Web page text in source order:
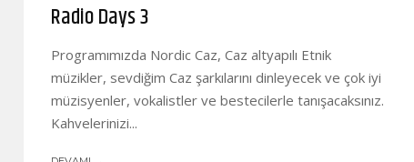
Radio Days 3
Programımızda Nordic Caz, Caz altyapılı Etnik
müzikler, sevdiğim Caz şarkılarını dinleyecek ve çok iyi
müzisyenler, vokalistler ve bestecilerle tanışacaksınız.
Kahvelerinizi...